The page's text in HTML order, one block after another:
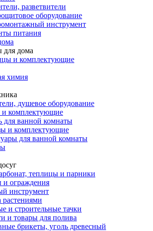
разветвители
оборудование
инструмент
питания
для дома
и комплектующие
химия
душевое оборудование
комплектующие
для ванной комнаты
и комплектующие
для ванной комнаты
теплицы и парники
и ограждения
инструмент
растениями
и строительные тачки
и товары для полива
брикеты, уголь древесный